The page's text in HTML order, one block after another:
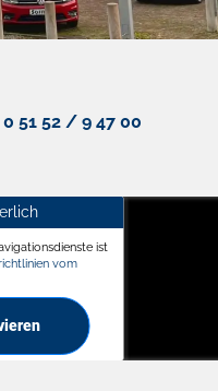
0 51 52 / 9 47 00
ist
vom